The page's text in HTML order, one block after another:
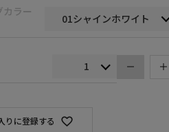
カラー
りに登録する